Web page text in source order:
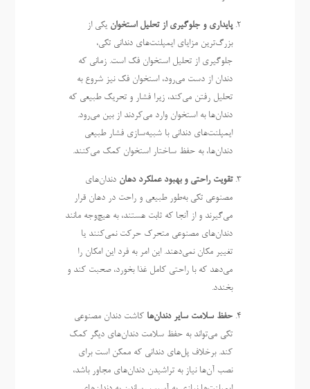
پایداری و جلوگیری از تحلیل استخوان یکی از
بزرگ‌ترین مزایای ایمپلنت‌های دندانی تکی،
جلوگیری از تحلیل استخوان فک است. زمانی که
دندان از دست می‌رود، استخوان فک نیز شروع به
تحلیل رفتن می‌کند، زیرا فشار و تحریک طبیعی که
دندان‌ها به استخوان وارد می‌کردند از بین می‌رود.
ایمپلنت‌های دندانی با شبیه‌سازی فشار طبیعی
دندان‌ها، به حفظ ساختار استخوان کمک می‌کنند.
تقویت راحتی و بهبود عملکرد دهان دندان‌های
مصنوعی تکی به‌طور طبیعی و راحت در دهان قرار
می‌گیرند و از آنجا که ثابت هستند، به هیچ‌وجه مانند
دندان‌های مصنوعی متحرک حرکت نمی‌کنند یا
تغییر مکان نمی‌دهند. این امر به فرد این امکان را
می‌دهد که با راحتی کامل غذا بخورد، صحبت کند و
بخندد.
حفظ سلامت سایر دندان‌ها کاشت دندان مصنوعی
تکی می‌تواند به حفظ سلامت دندان‌های دیگر کمک
کند. برخلاف پل‌های دندانی که ممکن است برای
نصب آن‌ها نیاز به تراشیدن دندان‌های مجاور باشد،